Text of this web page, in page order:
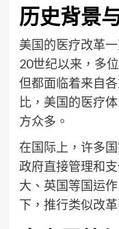
历史背景
美国的医疗改革
20世纪以来，多
但都面临着来自
比，美国的医疗
方众多。
在国际上，许多
政府直接管理和
大、英国等国运
下，推行类似改